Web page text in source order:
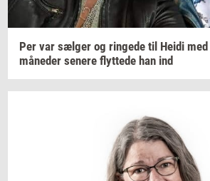
Per var sæl­ger og rin­ge­de til Heidi
må­ne­der se­ne­re flyt­te­de han ind